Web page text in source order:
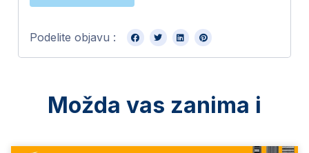
Podelite objavu :
Možda vas zanima i